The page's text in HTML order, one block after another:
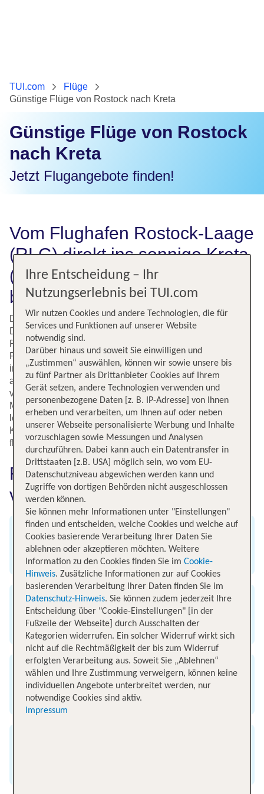
TUI.com
Flüge
Günstige Flüge von Rostock nach Kreta
Günstige Flüge von Rostock
nach Kreta
Jetzt Flugangebote finden!
Vom Flughafen Rostock-Laage
(RLG) direkt ins sonnige Kreta
(HER) fliegen: Mit TUI schon
bei der Buchung sparen!
Die griechischen Inseln sind Sehnsuchtsziele für viele
Deutsche und zum Glück ist TUI Spezialist für günstige
Flüge dorthin. TUI hat auch Flüge vom nördlichsten
Flughafen in Deutschland auf die griechische Insel Kreta
im Programm. Kreta ist bekannt für eine gute Mischung
aus wunderschönen Stränden, traumhafter Natur und
vielen, kulturellen Schätzen. Im Sommer strömen die
Menschen zum Baden auf die Insel. In der Nebensaison
lockt die Insel mit ihren milden Temperaturen
Kulturinteressierte und Sportler gleichermaßen. Mit TUI
fliegst Du immer zu den besten Konditionen nach Kreta.
Fluginformationen für Flüge
von Rostock nach Kreta
Abflug
Flughafen Rostock
Ankunft
Flughafen Kreta
Flugzeit
3 Stunden 15 Minuten
Ihre Entscheidung – Ihr
Nutzungserlebnis bei TUI.com
Wir nutzen Cookies und andere Technologien, die für
Services und Funktionen auf unserer Website
notwendig sind.
Darüber hinaus und soweit Sie einwilligen und
„Zustimmen“ auswählen, können wir sowie unsere bis
zu fünf Partner als Drittanbieter Cookies auf Ihrem
Gerät setzen, andere Technologien verwenden und
personenbezogene Daten [z. B. IP-Adresse] von Ihnen
erheben und verarbeiten, um Ihnen auf oder neben
unserer Webseite personalisierte Werbung und Inhalte
vorzuschlagen sowie Messungen und Analysen
durchzuführen. Dabei kann auch ein Datentransfer in
Drittstaaten [z.B. USA] möglich sein, wo vom EU-
Datenschutzniveau abgewichen werden kann und
Zugriffe von dortigen Behörden nicht ausgeschlossen
werden können.
Sie können mehr Informationen unter "Einstellungen"
finden und entscheiden, welche Cookies und welche auf
Cookies basierende Verarbeitung Ihrer Daten Sie
ablehnen oder akzeptieren möchten. Weitere
Information zu den Cookies finden Sie im Cookie-
Hinweis. Zusätzliche Informationen zur auf Cookies
basierenden Verarbeitung Ihrer Daten finden Sie im
Datenschutz-Hinweis. Sie können zudem jederzeit Ihre
Entscheidung über "Cookie-Einstellungen" [in der
Fußzeile der Webseite] durch Ausschalten der
Kategorien widerrufen. Ein solcher Widerruf wirkt sich
nicht auf die Rechtmäßigkeit der bis zum Widerruf
erfolgten Verarbeitung aus. Soweit Sie „Ablehnen“
wählen und Ihre Zustimmung verweigern, können keine
individuellen Angebote unterbreitet werden, nur
notwendige Cookies sind aktiv.
Impressum